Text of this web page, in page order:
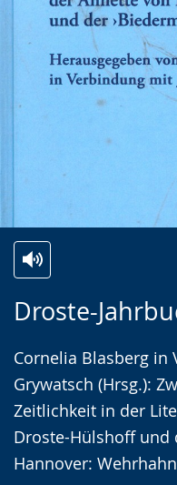
Droste-
Cornelia Blasberg in
Grywatsch (Hrsg.):
Zeitlichkeit in der
Droste-Hülshoff und
Hannover:
Leichten
wechseln.
Audio-
Video
Deutscher
Gebärdensprache
wird
angezeigt.